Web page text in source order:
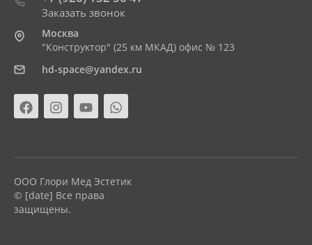
Заказать звонок
Москва
"Конструктор" (25 км МКАД) офис № 123
hd-space@yandex.ru
ООО Глори Мед Эстетик
© [date] Все права
защищены.